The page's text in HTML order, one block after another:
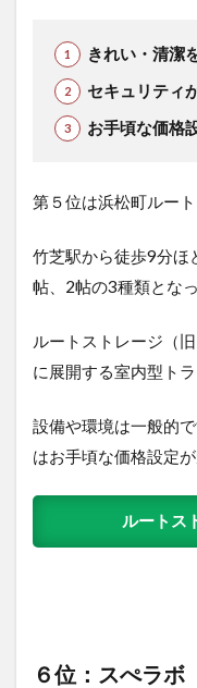
きれい・清潔
セキュリティ
お手頃な価格
第５位は浜松町ルー
竹芝駅から徒歩9分ほ
帖、2帖の3種類となっ
ルートストレージ（
に展開する室内型トラ
設備や環境は一般的
はお手頃な価格設定
ルートス
６位：スぺラ